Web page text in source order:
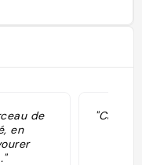
de
en
"Carne